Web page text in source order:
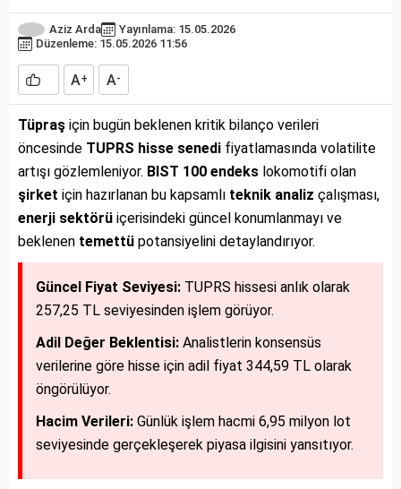
Aziz Arda
Yayınlama: 15.05.2026
Düzenleme: 15.05.2026 11:56
A+ A-
Tüpraş için bugün beklenen kritik bilanço verileri
öncesinde TUPRS hisse senedi fiyatlamasında volatilite
artışı gözlemleniyor. BIST 100 endeks lokomotifi olan
şirket için hazırlanan bu kapsamlı teknik analiz çalışması,
enerji sektörü içerisindeki güncel konumlanmayı ve
beklenen temettü potansiyelini detaylandırıyor.
Güncel Fiyat Seviyesi: TUPRS hissesi anlık olarak
257,25 TL seviyesinden işlem görüyor.
Adil Değer Beklentisi: Analistlerin konsensüs
verilerine göre hisse için adil fiyat 344,59 TL olarak
öngörülüyor.
Hacim Verileri: Günlük işlem hacmi 6,95 milyon lot
seviyesinde gerçekleşerek piyasa ilgisini yansıtıyor.